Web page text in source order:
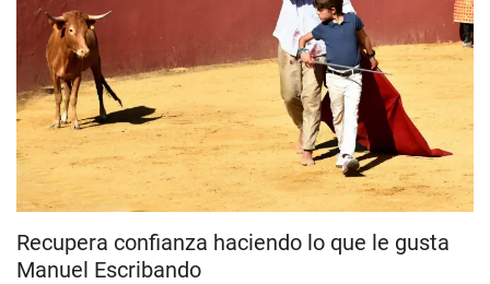
Recupera confianza haciendo lo que le gusta
Manuel Escribando